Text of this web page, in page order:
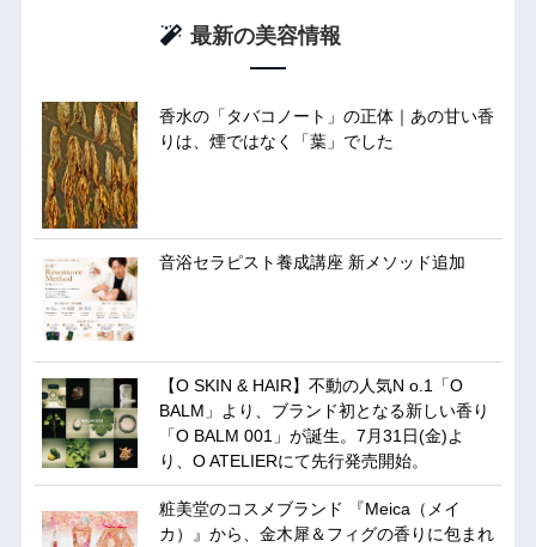
最新の美容情報
香水の「タバコノート」の正体｜あの甘い香
りは、煙ではなく「葉」でした
音浴セラピスト養成講座 新メソッド追加
【O SKIN & HAIR】不動の人気N o.1「O
BALM」より、ブランド初となる新しい香り
「O BALM 001」が誕生。7月31日(金)よ
り、O ATELIERにて先行発売開始。
粧美堂のコスメブランド 『Meica（メイ
カ）』から、金木犀＆フィグの香りに包まれ